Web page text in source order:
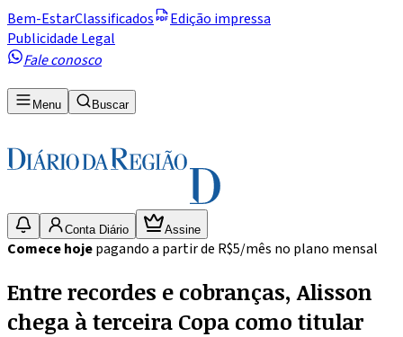
Bem-EstarClassificados
Edição impressa
Publicidade Legal
Fale conosco
Menu Buscar
Conta Diário Assine
Comece hojepagando a partir de R$5/mês no plano mensal
Entre recordes e cobranças, Alisson
chega à terceira Copa como titular